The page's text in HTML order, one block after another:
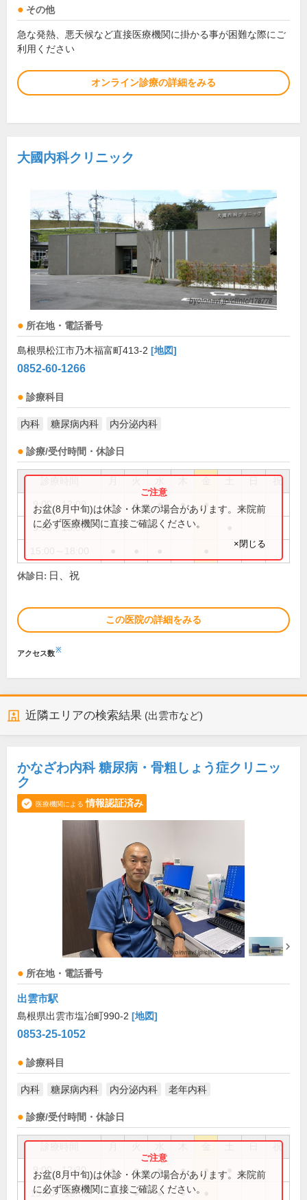
その他
急な発熱、悪天候など直接医療機関に掛かる事が困難な際にご
利用ください
オンライン診療の詳細をみる
大國内科クリニック
所在地・電話番号
島根県松江市乃木福富町413-2 [地図]
0852-60-1266
診療科目
内科 糖尿病内科 内分泌内科
診療/受付時間・休診日
祝
9:00～12:00 ● ● ● ● ●
9:00～13:00
お盆(8月中旬)は休診・休業の場合があります。来院前
に必ず医療機関に直接ご確認ください。
×閉じる
休診日: 日、祝
この医院の詳細をみる
アクセス数※
近隣エリアの検索結果 (出雲市など)
かなざわ内科 糖尿病・骨粗しょう症クリニッ
ク
医療機関による 情報認証済み
所在地・電話番号
出雲市駅
島根県出雲市塩冶町990-2 [地図]
0853-25-1052
診療科目
内科 糖尿病内科 内分泌内科 老年内科
診療/受付時間・休診日
祝
9:00～12:30 ● ● ● ● ●
15:00～18:00 ● ● ● ●
お盆(8月中旬)は休診・休業の場合があります。来院前
に必ず医療機関に直接ご確認ください。